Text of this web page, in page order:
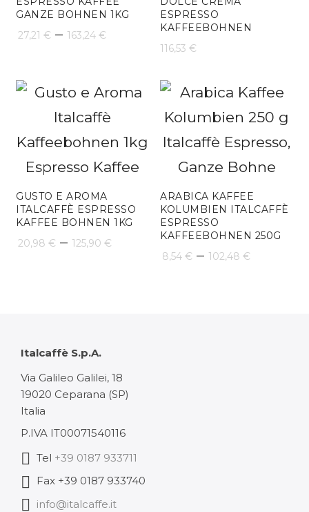
GANZE BOHNEN 1KG
27,21 € – 163,24 €
Preisspanne:
163,24 €
ESPRESSO
KAFFEEBOHNEN
116,53 €
GUSTO E AROMA
ITALCAFFÈ ESPRESSO
KAFFEE BOHNEN 1KG
20,98 € – 125,90 €
Preisspanne:
ARABICA KAFFEE
KOLUMBIEN ITALCAFFÈ
ESPRESSO
KAFFEEBOHNEN 250G
8,54 € – 102,48 €
Italcaffè S.p.A.
Via Galileo Galilei, 18
19020 Ceparana (SP)
Italia
P.IVA IT00071540116
Tel +39 0187 933711
Fax +39 0187 933740
info@italcaffe.it